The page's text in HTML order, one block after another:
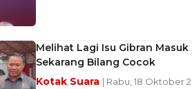
Melihat Lagi Isu Gibran
Sekarang Bilang Cocok
Kotak Suara | Rabu, 18 Oktober